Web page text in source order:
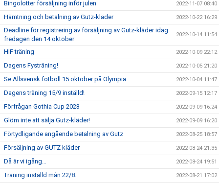
Bingolotter försäljning inför julen 2022-11-07 08:40
Hämtning och betalning av Gutz-kläder 2022-10-22 16:29
Deadline för registrering av försäljning av Gutz-kläder idag
fredagen den 14 oktober
2022-10-14 11:54
HIF träning 2022-10-09 22:12
Dagens Fysträning! 2022-10-05 21:20
Se Allsvensk fotboll 15 oktober på Olympia. 2022-10-04 11:47
Dagens träning 15/9 inställd! 2022-09-15 12:17
Förfrågan Gothia Cup 2023 2022-09-09 16:24
Glöm inte att sälja Gutz-kläder! 2022-09-09 16:20
Förtydligande angående betalning av Gutz 2022-08-25 18:57
Försäljning av GUTZ kläder 2022-08-24 21:35
Då är vi igång… 2022-08-24 19:51
Träning inställd mån 22/8. 2022-08-21 17:02